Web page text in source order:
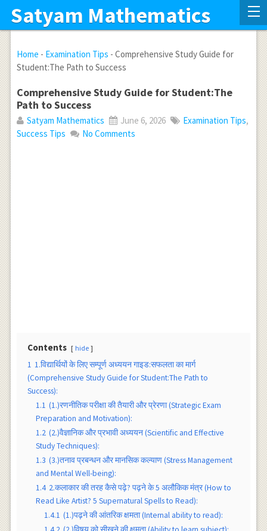
Satyam Mathematics
Home - Examination Tips - Comprehensive Study Guide for
Student:The Path to Success
Comprehensive Study Guide for Student:The
Path to Success
Satyam Mathematics June 6, 2026 Examination Tips,
Success Tips
No Comments
Contents hide
1 1.विद्यार्थियों के लिए सम्पूर्ण अध्ययन गाइड:सफलता का मार्ग
(Comprehensive Study Guide for Student:The Path to
Success):
1.1 (1.)रणनीतिक परीक्षा की तैयारी और प्रेरणा (Strategic Exam
Preparation and Motivation):
1.2 (2.)वैज्ञानिक और प्रभावी अध्ययन (Scientific and Effective
Study Techniques):
1.3 (3.)तनाव प्रबन्धन और मानसिक कल्याण (Stress Management
and Mental Well-being):
1.4 2.कलाकार की तरह कैसे पढ़े? पढ़ने के 5 अलौकिक मंत्र (How to
Read Like Artist? 5 Supernatural Spells to Read):
1.4.1 (1.)पढ़ने की आंतरिक क्षमता (Internal ability to read):